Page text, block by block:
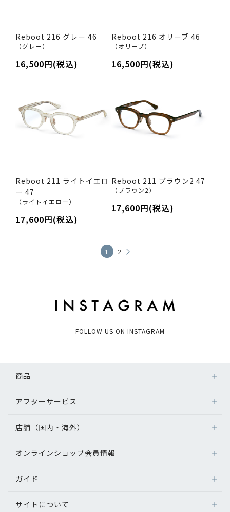
Reboot 216 グレー 46
（グレー）
16,500円(税込)
Reboot 216 オリーブ 46
（オリーブ）
16,500円(税込)
Reboot 211 ライトイエロ
ー 47
（ライトイエロー）
17,600円(税込)
Reboot 211 ブラウン2 47
（ブラウン2）
17,600円(税込)
1 2
FOLLOW US ON INSTAGRAM
商品
アフターサービス
店舗（国内・海外）
オンラインショップ会員情報
ガイド
サイトについて